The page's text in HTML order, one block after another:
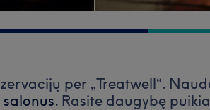
per „Treatwell“.
Rasite daugybę